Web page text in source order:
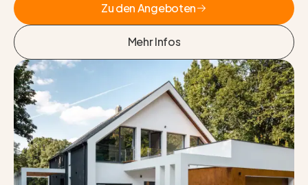
Zu den Angeboten
Mehr Infos